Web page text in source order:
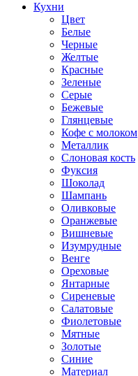
Кухни
Цвет
Белые
Черные
Желтые
Красные
Зеленые
Серые
Бежевые
Глянцевые
Кофе с молоком
Металлик
Слоновая кость
Фуксия
Шоколад
Шампань
Оливковые
Оранжевые
Вишневые
Изумрудные
Венге
Ореховые
Янтарные
Сиреневые
Салатовые
Фиолетовые
Мятные
Золотые
Синие
Материал